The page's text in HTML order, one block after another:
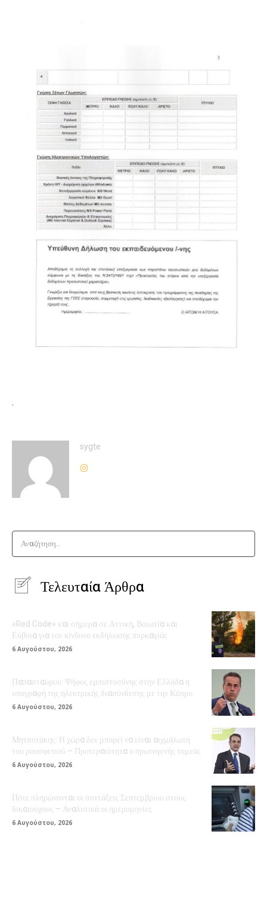
.
sygte
Αναζήτηση..
Τελευταία Άρθρα
«Red Code» και σήμερα σε Αττική, Βοιωτία και
Εύβοια για τον κίνδυνο εκδήλωσης πυρκαγιάς
6 Αυγούστου, 2026
Παπασταύρου: Ψήφος εμπιστοσύνης στην Ελλάδα η
υπογραφή της ηλεκτρικής διασύνδεσης με την Κύπρο
6 Αυγούστου, 2026
Μητσοτάκης: Η χώρα δεν μπορεί να είναι αιχμάλωτη
του ρουσφετιού – Προτεραιότητα ο πρωτογενής τομεάς
6 Αυγούστου, 2026
Πότε πληρώνονται οι συντάξεις Σεπτεμβρίου στους
δικαιούχους – Αναλυτικά οι ημερομηνίες
6 Αυγούστου, 2026